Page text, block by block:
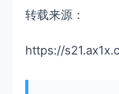
转载来源：
https://